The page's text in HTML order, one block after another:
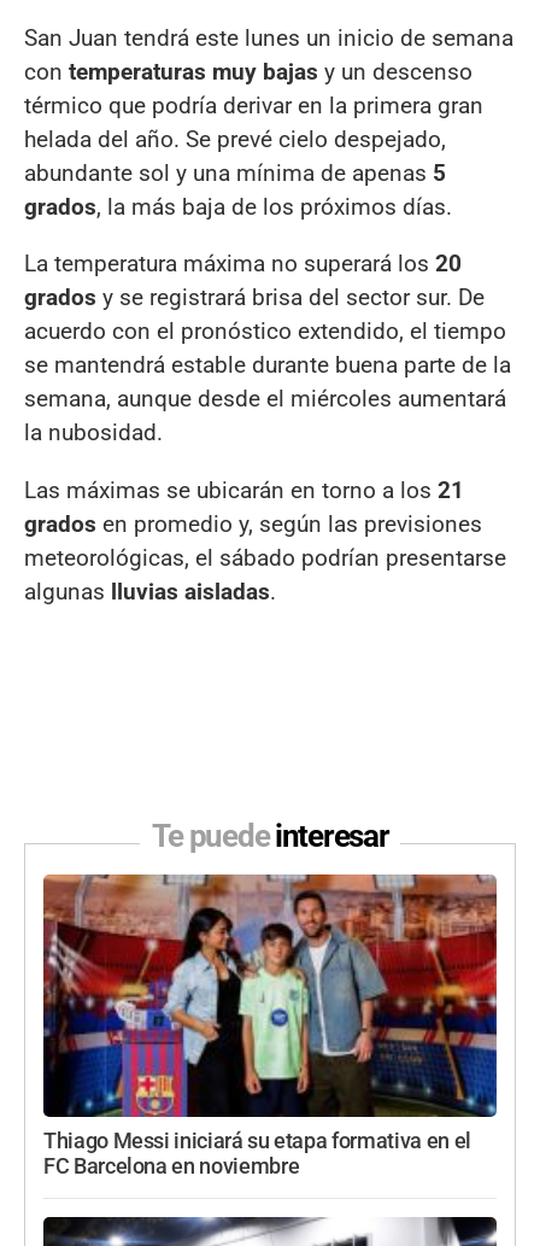
San Juan tendrá este lunes un inicio de semana
con temperaturas muy bajas y un descenso
térmico que podría derivar en la primera gran
helada del año. Se prevé cielo despejado,
abundante sol y una mínima de apenas 5
grados, la más baja de los próximos días.
La temperatura máxima no superará los 20
grados y se registrará brisa del sector sur. De
acuerdo con el pronóstico extendido, el tiempo
se mantendrá estable durante buena parte de la
semana, aunque desde el miércoles aumentará
la nubosidad.
Las máximas se ubicarán en torno a los 21
grados en promedio y, según las previsiones
meteorológicas, el sábado podrían presentarse
algunas lluvias aisladas.
Te puedeinteresar
Thiago Messi iniciará su etapa formativa en el
FC Barcelona en noviembre